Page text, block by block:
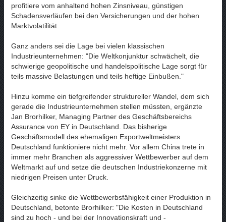
profitiere vom anhaltend hohen Zinsniveau, günstigen
Schadensverläufen bei den Versicherungen und der hohen
Marktvolatilität.
Ganz anders sei die Lage bei vielen klassischen
Industrieunternehmen: "Die Weltkonjunktur schwächelt, die
schwierige geopolitische und handelspolitische Lage sorgt für
teils massive Belastungen und teils heftige Einbußen."
Hinzu komme ein tiefgreifender struktureller Wandel, dem sich
gerade die Industrieunternehmen stellen müssten, ergänzte
Jan Brorhilker, Managing Partner des Geschäftsbereichs
Assurance von EY in Deutschland. Das bisherige
Geschäftsmodell des ehemaligen Exportweltmeisters
Deutschland funktioniere nicht mehr. Vor allem China trete in
immer mehr Branchen als aggressiver Wettbewerber auf dem
Weltmarkt auf und setze die deutschen Industriekonzerne mit
niedrigen Preisen unter Druck.
Gleichzeitig sinke die Wettbewerbsfähigkeit einer Produktion in
Deutschland, betonte Brorhilker: "Die Kosten in Deutschland
sind zu hoch - und bei der Innovationskraft und -